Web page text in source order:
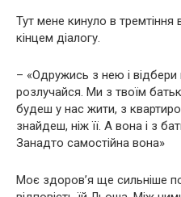
Тут мене кинуло в тремтіння
кінцем діалогу.
– «Одружись з нею і відбери
розлучайся. Ми з твоїм
будеш у нас жити, з
знайдеш, ніж її. А вона і з
Занадто самостійна вона»
Моє здоров’я ще сильніше